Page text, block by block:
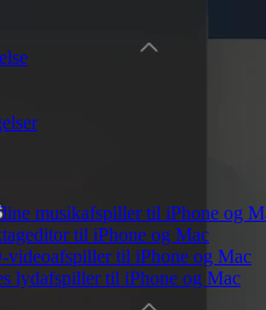
musikafspiller til iPhone og
til iPhone og Mac
til iPhone og Mac
lydafspiller til iPhone og Mac